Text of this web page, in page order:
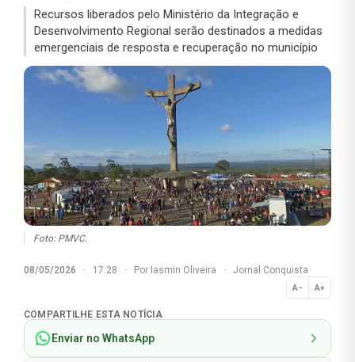
Recursos liberados pelo Ministério da Integração e
Desenvolvimento Regional serão destinados a medidas
emergenciais de resposta e recuperação no município
Foto: PMVC.
08/05/2026 · 17:28 · Por Iasmin Oliveira · Jornal Conquista
A− A+
Normal
COMPARTILHE ESTA NOTÍCIA
Enviar no WhatsApp